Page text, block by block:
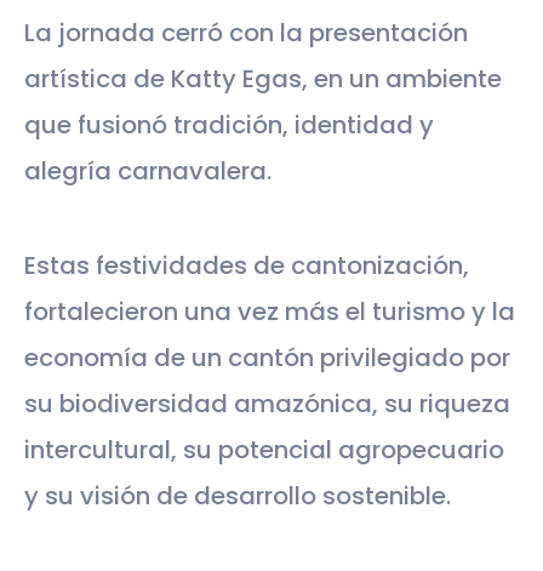
La jornada cerró con la presentación
artística de Katty Egas, en un ambiente
que fusionó tradición, identidad y
alegría carnavalera.
Estas festividades de cantonización,
fortalecieron una vez más el turismo y la
economía de un cantón privilegiado por
su biodiversidad amazónica, su riqueza
intercultural, su potencial agropecuario
y su visión de desarrollo sostenible.